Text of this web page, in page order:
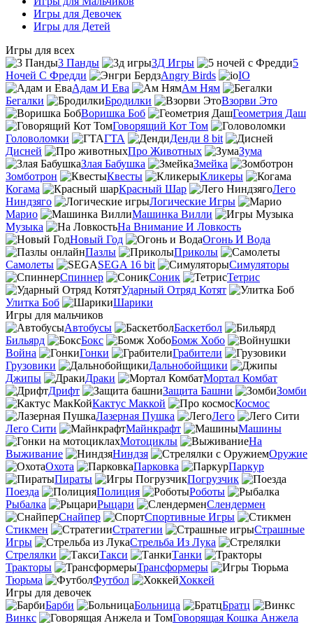
Игры для Девочек
Игры для Детей
Игры для всех
3 Панды
3Д Игры
5
Ночей С Фредди
Angry Birds
IO
Адам И Ева
Ам Ням
Бегалки
Бродилки
Взорви Это
Воришка Боб
Геометрия Даш
Говорящий Кот Том
Головоломки
ГТА
Денди 8 bit
Дисней
Про Животных
Зума
Злая Бабушка
Змейка
Зомботрон
Квесты
Кликеры
Когама
Красный Шар
Лего
Ниндзяго
Логические Игры
Марио
Машинка Вилли
Музыка
На Внимание И Ловкость
Новый Год
Огонь И Вода
Пазлы
Приколы
Самолеты
SEGA 16 bit
Симуляторы
Спиннер
Соник
Тетрис
Ударный Отряд Котят
Улитка Боб
Шарики
Игры для мальчиков
Автобусы
Баскетбол
Бильярд
Бокс
Бомж Хобо
Война
Гонки
Грабители
Грузовики
Дальнобойщики
Джипы
Драки
Мортал Комбат
Дрифт
Защита Башни
Зомби
Кактус Маккой
Космос
Лазерная Пушка
Лего
Лего Сити
Майнкрафт
Машины
Мотоциклы
На
Выживание
Ниндзя
Оружие
Охота
Парковка
Паркур
Пираты
Погрузчик
Поезда
Полиция
Роботы
Рыбалка
Рыцари
Слендермен
Снайпер
Спортивные Игры
Стикмен
Стратегии
Страшные
Игры
Стрельба Из Лука
Стрелялки
Такси
Танки
Тракторы
Трансформеры
Тюрьма
Футбол
Хоккей
Игры для девочек
Барби
Больница
Братц
Винкс
Говорящая Кошка Анжела